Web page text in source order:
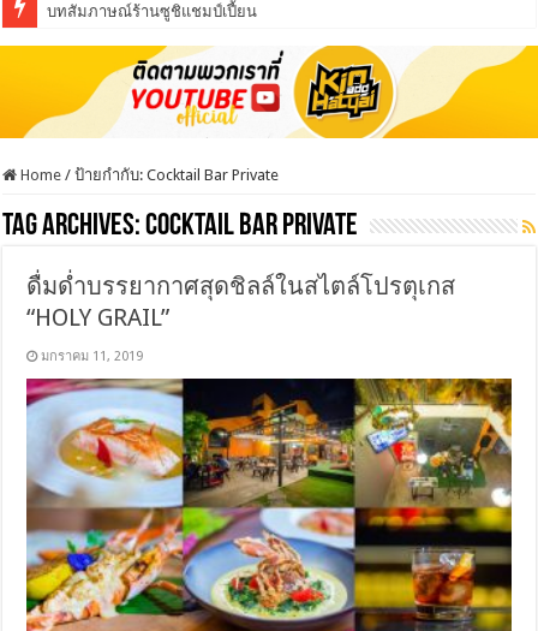
บทสัมภาษณ์ร้านซูชิแชมป์เปี้ยน
Home / ป้ายกำกับ:Cocktail Bar Private
Tag Archives:Cocktail Bar Private
ดื่มด่ำบรรยากาศสุดชิลล์ในสไตล์โปรตุเกส
“HOLY GRAIL”
มกราคม 11, 2019